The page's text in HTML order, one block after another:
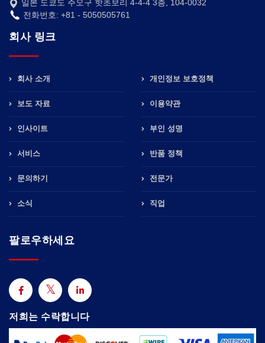
일본 도쿄도 주오구 핫초보리 4-4-4 3층, 104-0032
전화번호: +81 - 5050505761
회사 링크
회사 소개
보도 자료
인사이트
서비스
문의하기
소식
개인정보 보호정책
이용약관
부인 성명
반품 정책
전문가
직업
팔로우하세요
저희는 수락합니다